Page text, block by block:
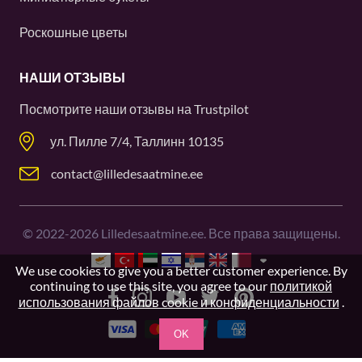
Роскошные цветы
НАШИ ОТЗЫВЫ
Посмотрите наши отзывы на Trustpilot
ул. Пилле 7/4, Таллинн 10135
contact@lilledesaatmine.ee
© 2022-2026Lilledesaatmine.ee. Все права защищены.
We use cookies to give you a better customer experience. By
continuing to use this site, you agree to our политикой
использования файлов cookie и конфиденциальности .
OK